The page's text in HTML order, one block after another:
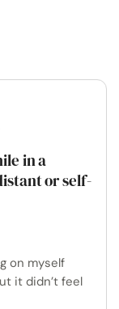
in a
or self-
on myself
it didn’t feel